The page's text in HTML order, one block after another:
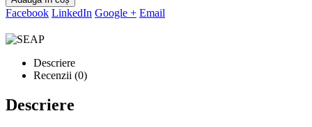
Facebook LinkedIn Google + Email
Descriere
Recenzii (0)
Descriere